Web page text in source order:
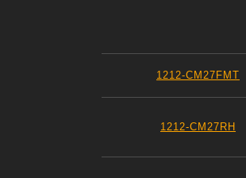
1212-CM27FMT
1212-CM27RH